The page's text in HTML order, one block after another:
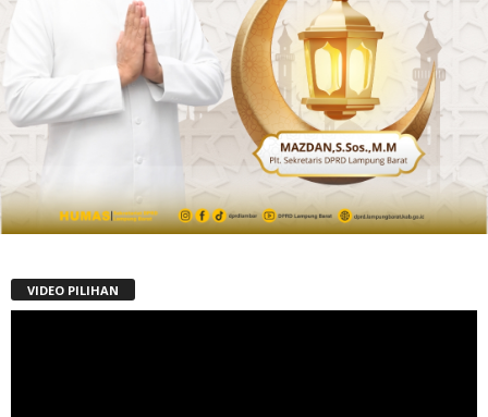
VIDEO PILIHAN